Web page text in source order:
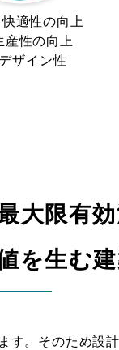
適性の向上
産性の向上
ザイン性
大限有効
を生む建
す。そのため設